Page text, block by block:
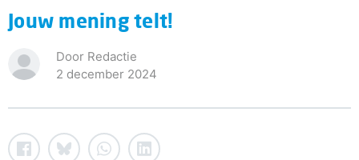
Jouw mening telt!
Door Redactie
2 december 2024